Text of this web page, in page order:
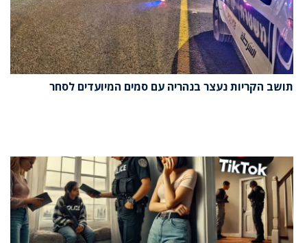
תושב הקריות נעצר בנהריה עם סמים המיועדים לסחר